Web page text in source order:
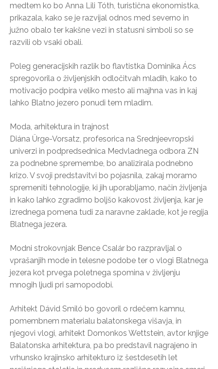
medtem ko bo Anna Lili Tóth, turistična ekonomistka,
prikazala, kako se je razvijal odnos med severno in
južno obalo ter kakšne vezi in statusni simboli so se
razvili ob vsaki obali.
Poleg generacijskih razlik bo flavtistka Dominika Ács
spregovorila o življenjskih odločitvah mladih, kako to
motivacijo podpira veliko mesto ali majhna vas in kaj
lahko Blatno jezero ponudi tem mladim.
Moda, arhitektura in trajnost
Diána Ürge-Vorsatz, profesorica na Srednjeevropski
univerzi in podpredsednica Medvladnega odbora ZN
za podnebne spremembe, bo analizirala podnebno
krizo. V svoji predstavitvi bo pojasnila, zakaj moramo
spremeniti tehnologije, ki jih uporabljamo, način življenja
in kako lahko zgradimo boljšo kakovost življenja, kar je
izrednega pomena tudi za naravne zaklade, kot je regija
Blatnega jezera.
Modni strokovnjak Bence Csalár bo razpravljal o
vprašanjih mode in telesne podobe ter o vlogi Blatnega
jezera kot prvega poletnega spomina v življenju
mnogih ljudi pri samopodobi.
Arhitekt Dávid Smiló bo govoril o rdečem kamnu,
pomembnem materialu balatonskega višavja, in
njegovi vlogi, arhitekt Domonkos Wettstein, avtor knjige
Balatonska arhitektura, pa bo predstavil nagrajeno in
vrhunsko krajinsko arhitekturo iz šestdesetih let